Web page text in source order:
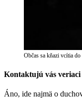
Občas sa kňazi vcítia
Kontaktujú vás
Áno, ide najmä o